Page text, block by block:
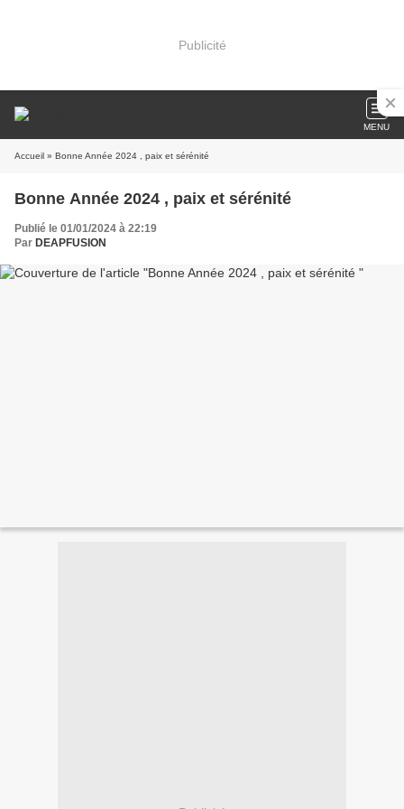
Publicité
MENU
Accueil » Bonne Année 2024 , paix et sérénité
Bonne Année 2024 , paix et sérénité
Publié le 01/01/2024 à 22:19
Par DEAPFUSION